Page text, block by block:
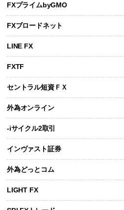
FXプライムbyGMO
FXブロードネット
LINE FX
FXTF
セントラル短資ＦＸ
外為オンライン
-iサイクル2取引
インヴァスト証券
外為どっとコム
LIGHT FX